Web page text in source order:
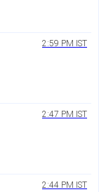
2:59 PM IST
2:47 PM IST
2:44 PM IST